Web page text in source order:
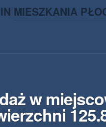
MIESZKANIA
w